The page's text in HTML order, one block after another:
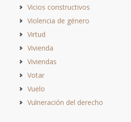
Vicios constructivos
Violencia de género
Virtud
Vivienda
Viviendas
Votar
Vuelo
Vulneración del derecho